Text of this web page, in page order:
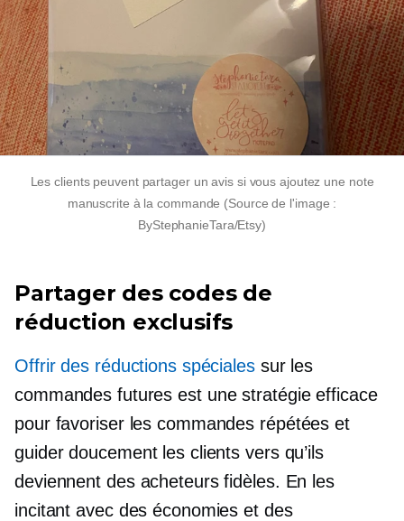
Les clients peuvent partager un avis si vous ajoutez une note
manuscrite à la commande (Source de l'image :
ByStephanieTara/Etsy)
Partager des codes de
réduction exclusifs
Offrir des réductions spécialessur les
commandes futures est une stratégie efficace
pour favoriser les commandes répétées et
guider doucement les clients vers qu’ils
deviennent des acheteurs fidèles. En les
incitant avec des économies et des